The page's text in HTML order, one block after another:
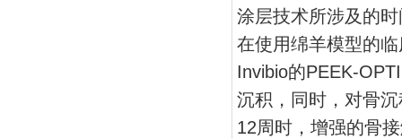
涂层技术所涉及的
在使用绵羊模型的
Invibio的PEEK-
沉积，同时，对骨
12周时，增强的骨